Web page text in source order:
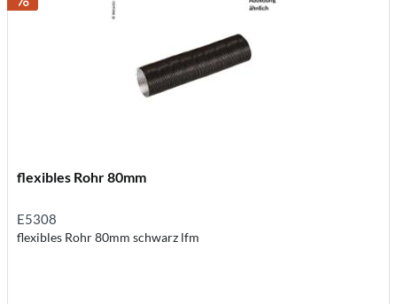
flexibles Rohr 80mm
E5308
flexibles Rohr 80mm schwarz lfm